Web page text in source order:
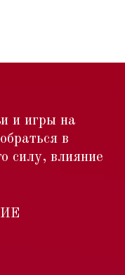
и игры на
в
силу, влияние